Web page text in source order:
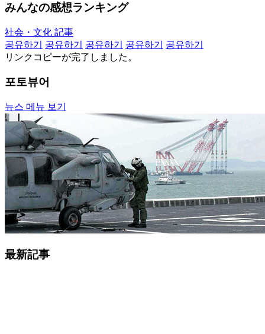
みんなの感想ランキング
社会・文化 記事
공유하기
공유하기 공유하기 공유하기
공유하기
リンクコピーが完了しました。
포토뷰어
뉴스 메뉴 보기
最新記事